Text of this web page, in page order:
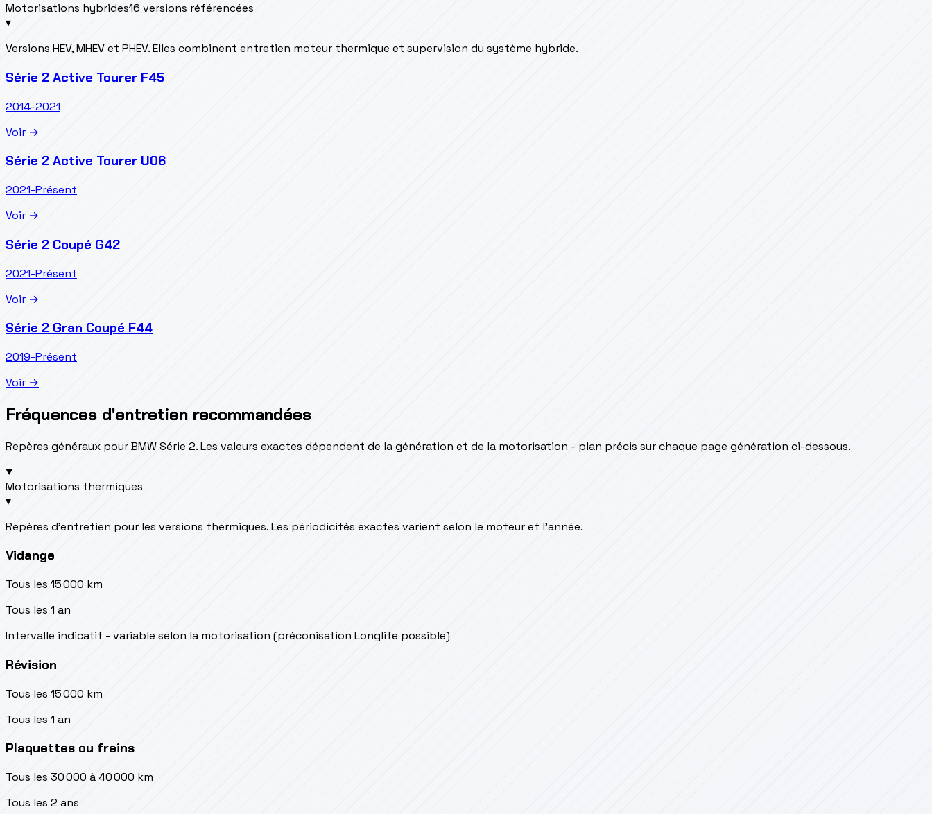
Motorisations hybrides16 versions référencées
▾
Versions HEV, MHEV et PHEV. Elles combinent entretien moteur thermique et supervision du système hybride.
Série 2 Active Tourer F45
2014-2021
Voir →
Série 2 Active Tourer U06
2021-Présent
Voir →
Série 2 Coupé G42
2021-Présent
Voir →
Série 2 Gran Coupé F44
2019-Présent
Voir →
Fréquences d'entretien recommandées
Repères généraux pour BMW Série 2. Les valeurs exactes dépendent de la génération et de la motorisation - plan précis sur chaque page génération ci-dessous.
Motorisations thermiques
▾
Repères d’entretien pour les versions thermiques. Les périodicités exactes varient selon le moteur et l’année.
Vidange
Tous les 15 000 km
Tous les 1 an
Intervalle indicatif - variable selon la motorisation (préconisation Longlife possible)
Révision
Tous les 15 000 km
Tous les 1 an
Plaquettes ou freins
Tous les 30 000 à 40 000 km
Tous les 2 ans